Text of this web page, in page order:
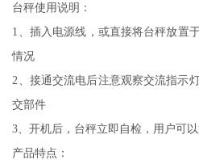
台秤使用说明：
1
、插入电源线，或直接将台秤放
情况
2 、接通交流电后注意观察交流指示
交部件
3 、开机后，台秤立即自检，用
产品特点：